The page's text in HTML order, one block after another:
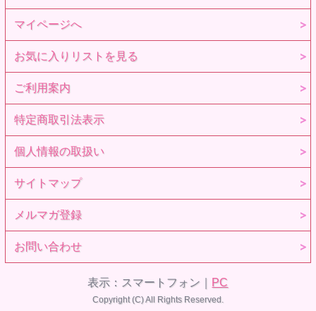
マイページへ
お気に入りリストを見る
ご利用案内
特定商取引法表示
個人情報の取扱い
サイトマップ
メルマガ登録
お問い合わせ
表示：スマートフォン｜ PC
Copyright (C) All Rights Reserved.